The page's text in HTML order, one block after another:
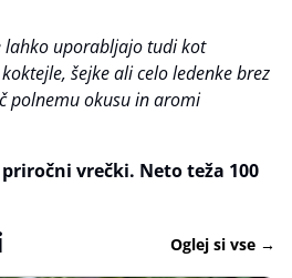
lahko uporabljajo tudi kot
šejke ali celo ledenke brez
polnemu okusu in aromi
vrečki. Neto teža 100
Oglej si vse →